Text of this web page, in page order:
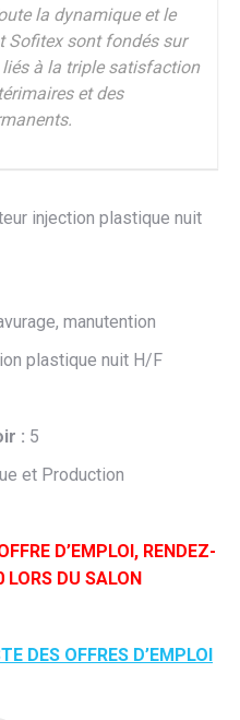
la dynamique et le
Sofitex sont fondés sur
à la triple satisfaction
et des
injection plastique nuit
manutention
plastique nuit H/F
: 5
et Production
D’EMPLOI, RENDEZ-
LORS DU SALON
DES OFFRES D’EMPLOI